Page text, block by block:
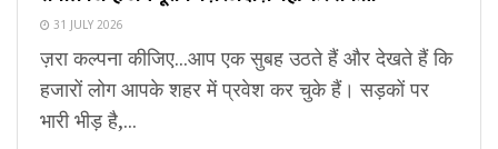
31 JULY 2026
ज़रा कल्पना कीजिए...आप एक सुबह उठते हैं और देखते हैं कि
हजारों लोग आपके शहर में प्रवेश कर चुके हैं। सड़कों पर
भारी भीड़ है,...